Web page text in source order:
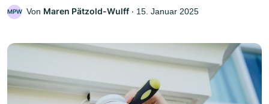
MPW Von Maren Pätzold-Wulff ‧ 15. Januar 2025